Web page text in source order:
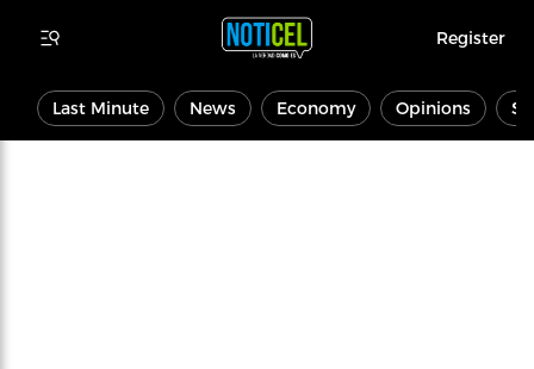
Register
Last Minute News Economy Opinions